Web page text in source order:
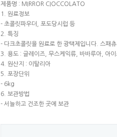
제품명 : MIRROR CIOCCOLATO
1. 원료정보
- 초콜릿파우더, 포도당시럽 등
2. 특징
- 다크초콜릿을 원료로 한 광택제입니다. 스패
3. 용도 : 글레이즈, 무스케익류, 바바루아, 아
4. 원산지 : 이탈리아
5. 포장단위
- 6kg
6. 보관방법
- 서늘하고 건조한 곳에 보관